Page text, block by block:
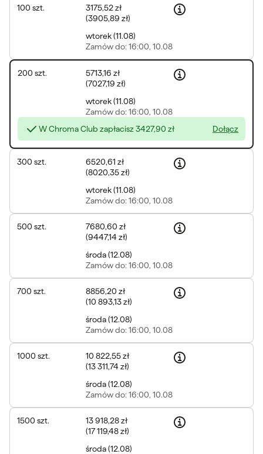
100 szt.
3175,52 zł
(3905,89 zł)
wtorek(11.08)
Zamówdo: 16:00, 10.08
200 szt.
5713,16 zł
(7027,19 zł)
wtorek(11.08)
Zamówdo: 16:00, 10.08
W Chroma Club zapłacisz3427,90 zł Dołącz
300 szt.
6520,61 zł
(8020,35 zł)
wtorek(11.08)
Zamówdo: 16:00, 10.08
500 szt.
7680,60 zł
(9447,14 zł)
środa(12.08)
Zamówdo: 16:00, 10.08
700 szt.
8856,20 zł
(10 893,13 zł)
środa(12.08)
Zamówdo: 16:00, 10.08
1000 szt.
10 822,55 zł
(13 311,74 zł)
środa(12.08)
Zamówdo: 16:00, 10.08
1500 szt.
13 918,28 zł
(17 119,48 zł)
środa(12.08)